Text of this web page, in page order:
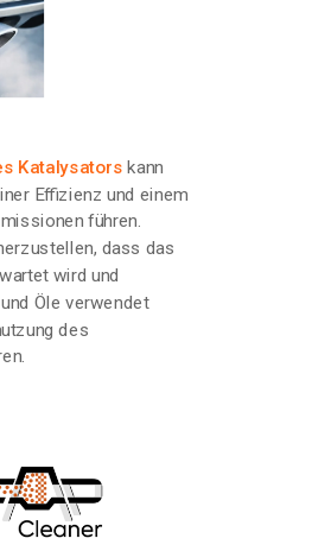
Katalysators kann
Effizienz und einem
führen.
dass das
wird und
Öle verwendet
des